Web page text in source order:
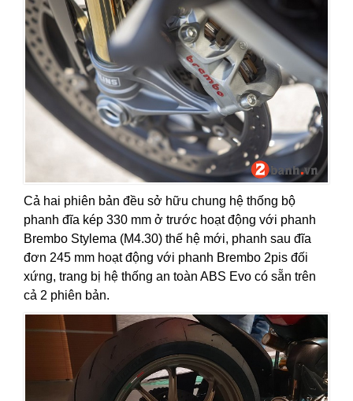
Cả hai phiên bản đều sở hữu chung hệ thống bộ
phanh đĩa kép 330 mm ở trước hoạt động với phanh
Brembo Stylema (M4.30) thế hệ mới, phanh sau đĩa
đơn 245 mm hoạt động với phanh Brembo 2pis đối
xứng, trang bị hệ thống an toàn ABS Evo có sẵn trên
cả 2 phiên bản.